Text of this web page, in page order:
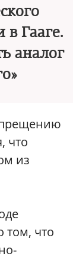
Гааге.
аналог
что
из
том, что